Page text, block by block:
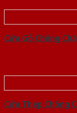
Cửa Gỗ Chống
Cửa Thép Chống